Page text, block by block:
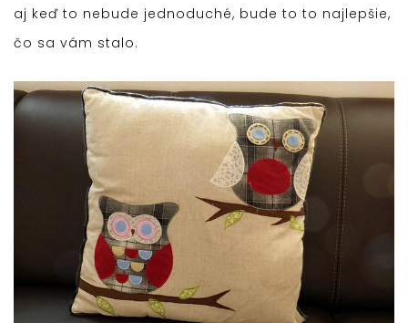
aj keď to nebude jednoduché, bude to to najlepšie,
čo sa vám stalo.